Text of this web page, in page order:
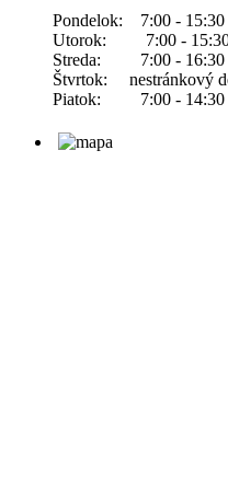
Pondelok: 7:00 - 15:30
Utorok: 7:00 -
Streda: 7:00 - 16:30
Štvrtok: nestránkový
Piatok: 7:00 - 14:30